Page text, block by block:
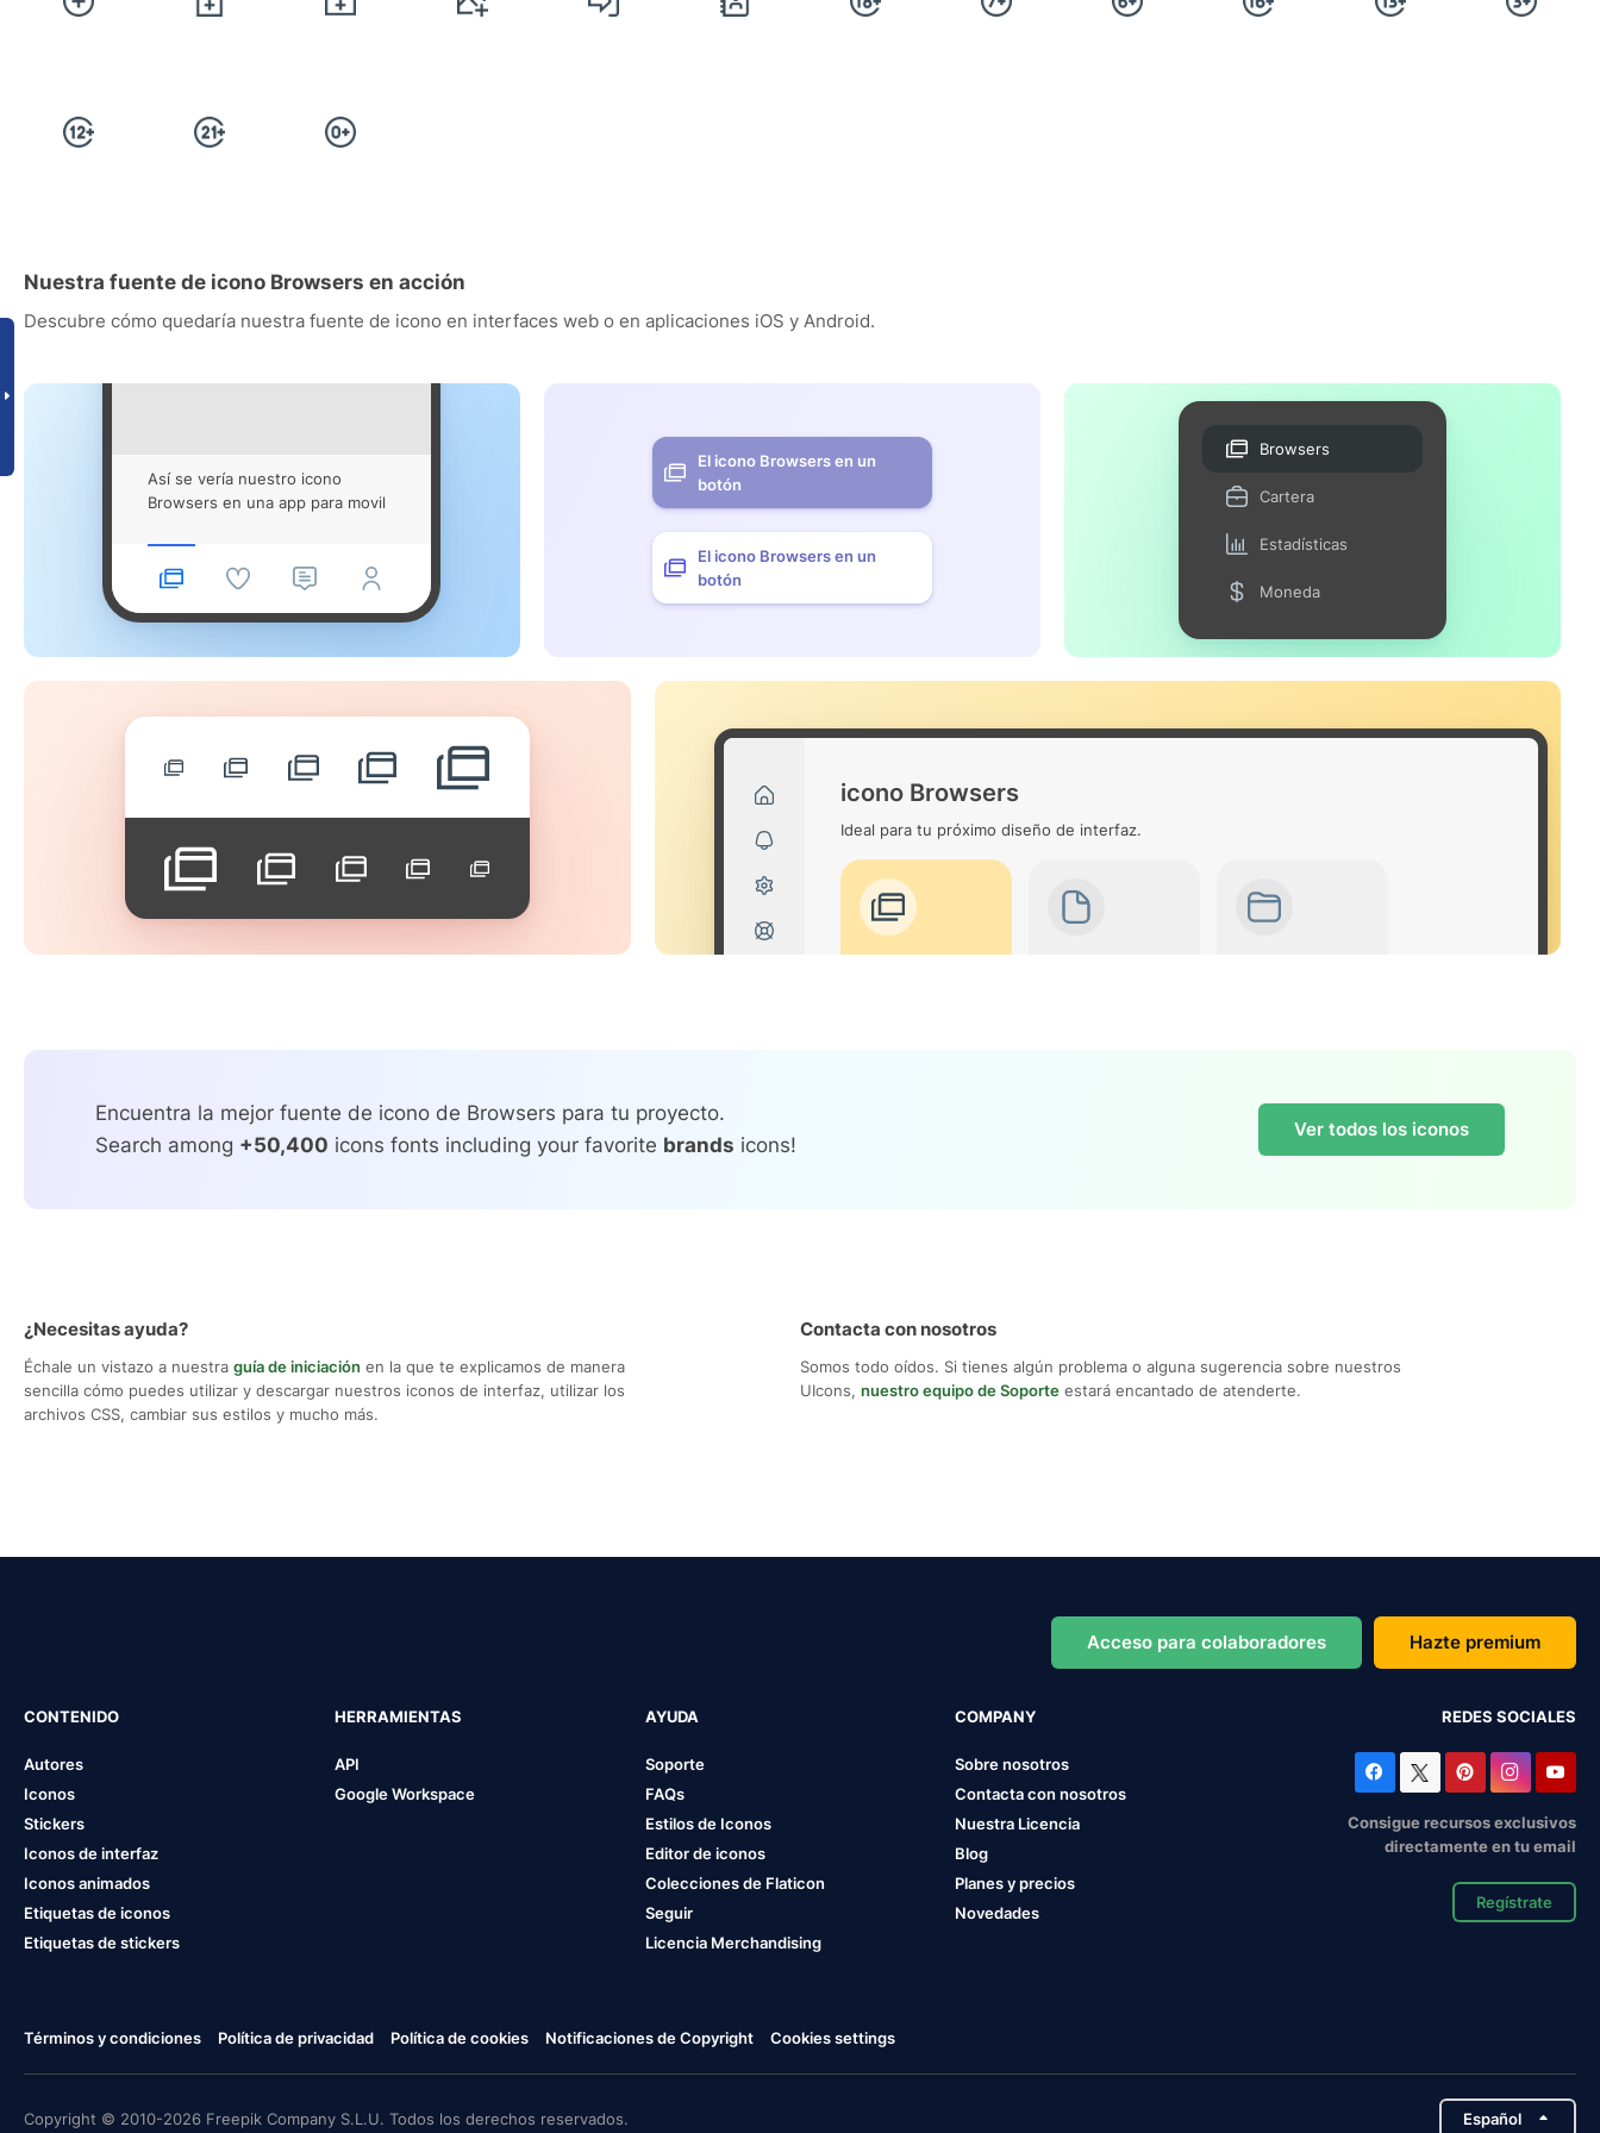
Nuestra fuente de icono Browsers en acción
Descubre cómo quedaría nuestra fuente de icono en interfaces web o en aplicaciones iOS y Android.
Así se vería nuestro icono
Browsers en una app para movil
El icono Browsers en un
botón
El icono Browsers en un
botón
Browsers
Cartera
Estadísticas
Moneda
icono Browsers
Ideal para tu próximo diseño de interfaz.
Encuentra la mejor fuente de icono de Browsers para tu proyecto.
Search among +50,400 icons fonts including your favorite brands icons!
Ver todos los iconos
¿Necesitas ayuda?
Échale un vistazo a nuestra guía de iniciación en la que te explicamos de manera
sencilla cómo puedes utilizar y descargar nuestros iconos de interfaz, utilizar los
archivos CSS, cambiar sus estilos y mucho más.
Contacta con nosotros
Somos todo oídos. Si tienes algún problema o alguna sugerencia sobre nuestros
UIcons, nuestro equipo de Soporte estará encantado de atenderte.
Acceso para colaboradores Hazte premium
CONTENIDO
Autores
Iconos
Stickers
Iconos de interfaz
Iconos animados
Etiquetas de iconos
Etiquetas de stickers
HERRAMIENTAS
API
Google Workspace
AYUDA
Soporte
FAQs
Estilos de Iconos
Editor de iconos
Colecciones de Flaticon
Seguir
Licencia Merchandising
COMPANY
Sobre nosotros
Contacta con nosotros
Nuestra Licencia
Blog
Planes y precios
Novedades
REDES SOCIALES
Consigue recursos exclusivos
directamente en tu email
Regístrate
Términos y condiciones Política de privacidad Política de cookies Notificaciones de Copyright Cookies settings
Copyright © 2010-2026 Freepik Company S.L.U. Todos los derechos reservados. Español